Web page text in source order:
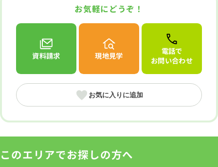
お気軽にどうぞ！
資料請求 現地見学
電話で
お問い合わせ
お気に入りに追加
このエリアでお探しの方へ